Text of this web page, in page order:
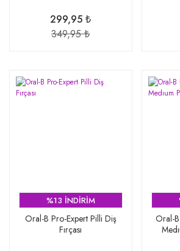
299,95 ₺
349,95 ₺
%13 İNDİRİM
Oral-B Pro-Expert Pilli Diş
Fırçası
Oral-